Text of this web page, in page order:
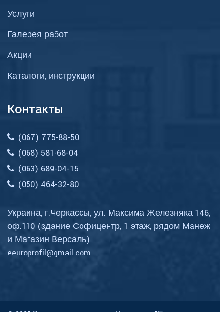
Услуги
Галерея работ
Акции
Каталоги, инструкции
Контакты
(067) 775-88-50
(068) 581-68-04
(063) 689-04-15
(050) 464-32-80
Украина, г.Черкассы, ул. Максима Железняка 146,
оф.110 (здание Софицентр, 1 этаж, рядом Манеж
и Магазин Версаль)
eeuroprofil@gmail.com